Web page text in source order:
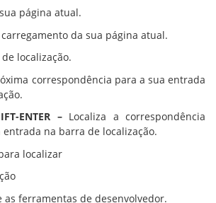
página atual.
da sua página atual.
localização.
correspondência para a sua entrada
ENTER – Localiza a correspondência
na barra de localização.
localizar
as ferramentas de desenvolvedor.